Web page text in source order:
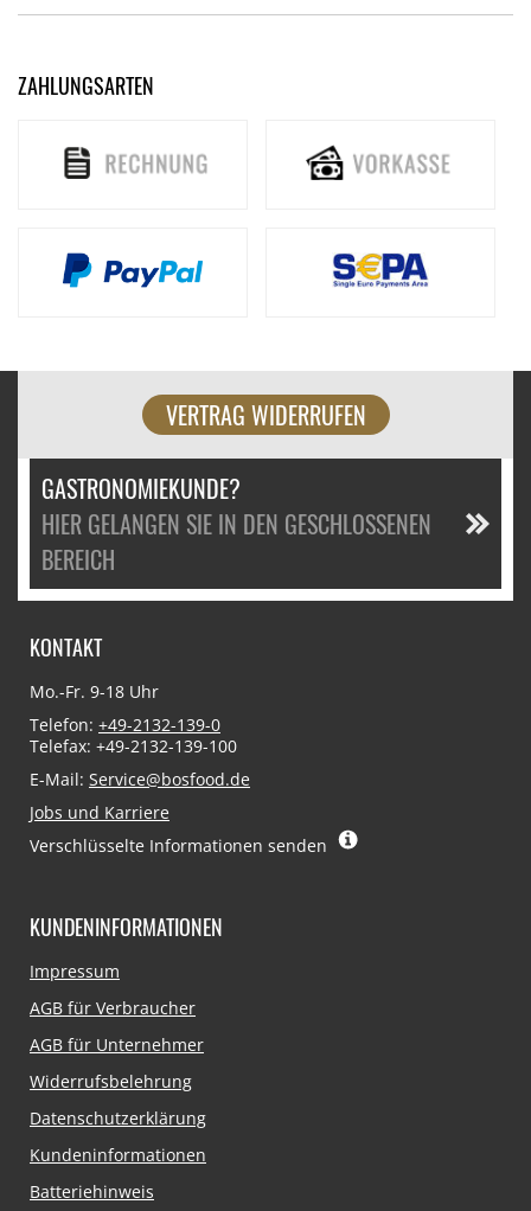
ZAHLUNGSARTEN
VERTRAG WIDERRUFEN
GASTRONOMIEKUNDE?
HIER GELANGEN SIE IN DEN GESCHLOSSENEN
BEREICH
KONTAKT
Mo.-Fr. 9-18 Uhr
Telefon: +49-2132-139-0
Telefax: +49-2132-139-100
E-Mail: Service@bosfood.de
Jobs und Karriere
Verschlüsselte Informationen senden
KUNDENINFORMATIONEN
Navigation
Impressum
AGB für Verbraucher
AGB für Unternehmer
Widerrufsbelehrung
Datenschutzerklärung
Kundeninformationen
Batteriehinweis